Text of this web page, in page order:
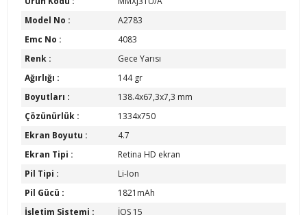
Model No :
A2783
Emc No :
4083
Renk :
Gece Yarısı
Ağırlığı :
144 gr
Boyutları :
138.4x67,3x7,3 mm
Çözünürlük :
1334x750
Ekran Boyutu :
4.7
Ekran Tipi :
Retina HD ekran
Pil Tipi :
Li-Ion
Pil Gücü :
1821mAh
İşletim Sistemi :
İOS 15